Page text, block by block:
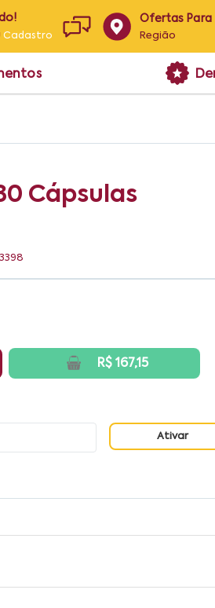
Cadastro
Ofertas Para
Região
Alagoas
Cápsulas
R$ 167,15
Ativar